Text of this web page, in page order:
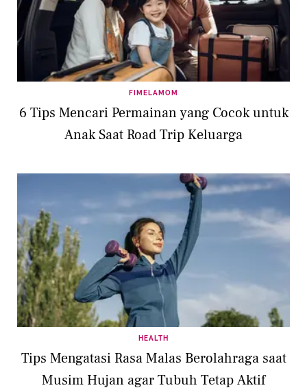
FIMELAMOM
6 Tips Mencari Permainan yang Cocok untuk
Anak Saat Road Trip Keluarga
HEALTH
Tips Mengatasi Rasa Malas Berolahraga saat
Musim Hujan agar Tubuh Tetap Aktif